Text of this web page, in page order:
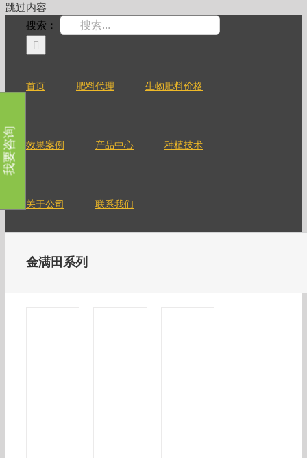
跳过内容
搜索：
首页 肥料代理 生物肥料价格
效果案例 产品中心 种植技术
关于公司 联系我们
金满田系列
我要咨询